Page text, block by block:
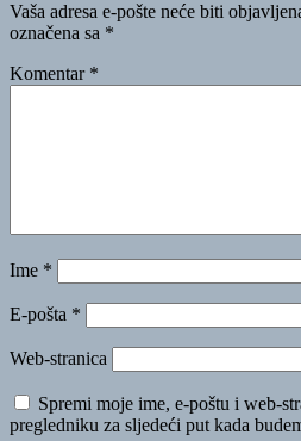
Vaša adresa e-pošte neće biti
označena sa *
Komentar *
Ime *
E-pošta *
Web-stranica
Spremi moje ime, e-poštu i web-
pregledniku za sljedeći put kada